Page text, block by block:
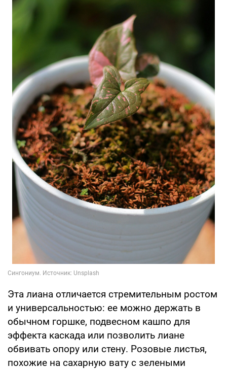
Эта лиана отличается стремительным ростом
и универсальностью: ее можно держать в
обычном горшке, подвесном кашпо для
эффекта каскада или позволить лиане
обвивать опору или стену. Розовые листья,
похожие на сахарную вату с зелеными